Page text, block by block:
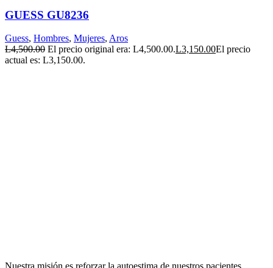
GUESS GU8236
Guess, Hombres, Mujeres, Aros
L4,500.00 El precio original era: L4,500.00.L3,150.00El precio
actual es: L3,150.00.